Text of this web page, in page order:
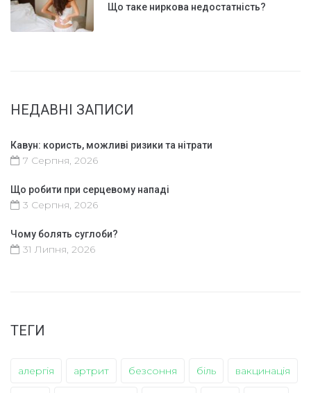
Що таке ниркова недостатність?
НЕДАВНІ ЗАПИСИ
Кавун: користь, можливі ризики та нітрати
7 Серпня, 2026
Що робити при серцевому нападі
3 Серпня, 2026
Чому болять суглоби?
31 Липня, 2026
ТЕГИ
алергія артрит безсоння біль вакцинація